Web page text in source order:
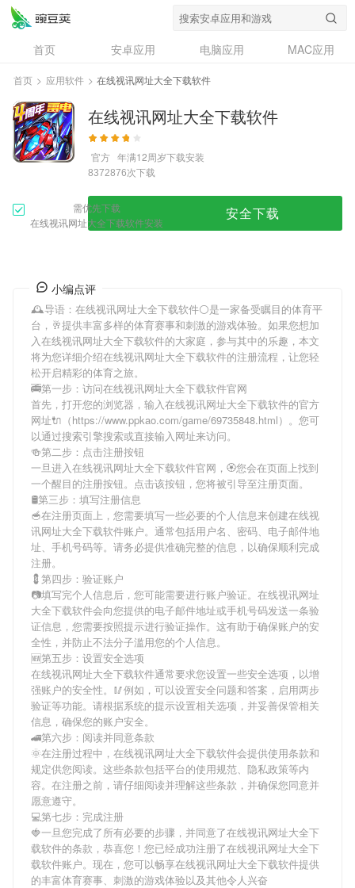
首页 安卓应用 电脑应用
MAC应用
资讯
专题 设计奖
问答
首页 > 应用软件 > 在线视讯网址大全下载软件
在线视讯网址大全下载软件
官方 年满12周岁下载安装
8372876次下载
需优先下载
在线视讯网址大全下载软件安装
安全下载
小编点评
🕰导语： 在线视讯网址大全下载软件⚪是一家备受瞩目的体育平
台，🥂提供丰富多样的体育赛事和刺激的游戏体验。如果您想加
入在线视讯网址大全下载软件的大家庭，参与其中的乐趣，本文
将为您详细介绍在线视讯网址大全下载软件的注册流程，让您轻
松开启精彩的体育之旅。
🚎第一步：访问在线视讯网址大全下载软件官网
首先，打开您的浏览器，输入在线视讯网址大全下载软件的官方
网址🔌（https://www.ppkao.com/game/69735848.html）。您可
以通过搜索引擎搜索或直接输入网址来访问。
🍻第二步：点击注册按钮
一旦进入在线视讯网址大全下载软件官网，🏵您会在页面上找到
一个醒目的注册按钮。点击该按钮，您将被引导至注册页面。
🛢第三步：填写注册信息
🥣在注册页面上，您需要填写一些必要的个人信息来创建在线视
讯网址大全下载软件账户。通常包括用户名、密码、电子邮件地
址、手机号码等。请务必提供准确完整的信息，以确保顺利完成
注册。
💈第四步：验证账户
📷填写完个人信息后，您可能需要进行账户验证。 在线视讯网址
大全下载软件会向您提供的电子邮件地址或手机号码发送一条验
证信息，您需要按照提示进行验证操作。这有助于确保账户的安
全性，并防止不法分子滥用您的个人信息。
🆕第五步：设置安全选项
在线视讯网址大全下载软件通常要求您设置一些安全选项，以增
强账户的安全性。🥢例如，可以设置安全问题和答案，启用两步
验证等功能。请根据系统的提示设置相关选项，并妥善保管相关
信息，确保您的账户安全。
🚄第六步：阅读并同意条款
🌞在注册过程中， 在线视讯网址大全下载软件会提供使用条款和
规定供您阅读。这些条款包括平台的使用规范、隐私政策等内
容。在注册之前，请仔细阅读并理解这些条款，并确保您同意并
愿意遵守。
💻第七步：完成注册
🍓一旦您完成了所有必要的步骤，并同意了在线视讯网址大全下
载软件的条款，恭喜您！您已经成功注册了在线视讯网址大全下
载软件账户。现在，您可以畅享在线视讯网址大全下载软件提供
的丰富体育赛事、刺激的游戏体验以及其他令人兴奋